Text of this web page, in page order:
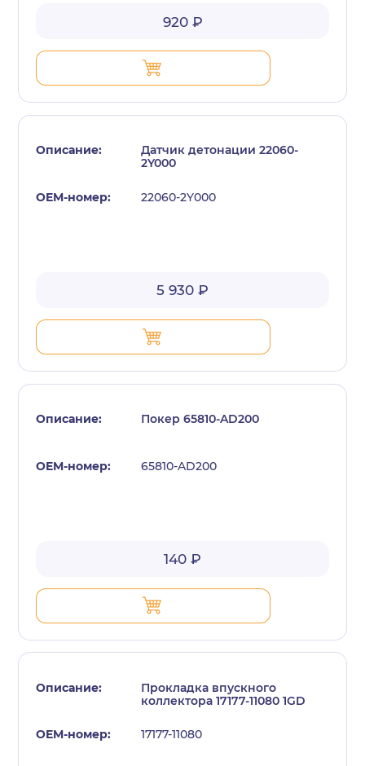
920 ₽
Датчик детонации 22060-
2Y000
22060-2Y000
5 930 ₽
Покер 65810-AD200
65810-AD200
140 ₽
Прокладка впускного
коллектора 17177-11080 1GD
17177-11080